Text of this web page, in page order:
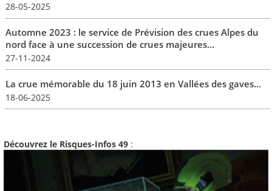
28-05-2025
Automne 2023 : le service de Prévision des crues Alpes du
nord face à une succession de crues majeures...
27-11-2024
La crue mémorable du 18 juin 2013 en Vallées des gaves...
18-06-2025
Découvrez le Risques-Infos 49 :